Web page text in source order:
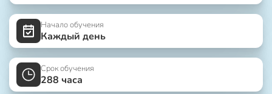
Начало обучения
Каждый день
Срок обучения
288 часа